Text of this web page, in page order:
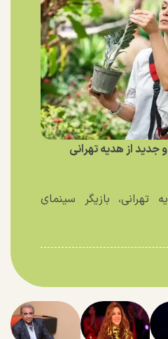
جدید از هدیه تهرانی
تهرانی، بازیگر سینمای